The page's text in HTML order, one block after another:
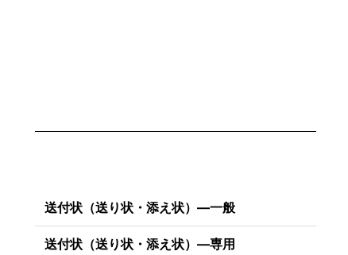
送付状（送り状・添え状）―一般
送付状（送り状・添え状）―専用